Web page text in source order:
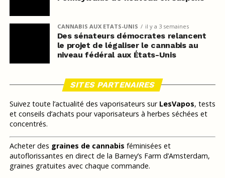
CANNABIS AUX ETATS-UNIS il y a 3 semaines
Des sénateurs démocrates relancent
le projet de légaliser le cannabis au
niveau fédéral aux États-Unis
SITES PARTENAIRES
Suivez toute l’actualité des vaporisateurs sur LesVapos, tests
et conseils d’achats pour vaporisateurs à herbes séchées et
concentrés.
Acheter des graines de cannabis féminisées et
autoflorissantes en direct de la Barney’s Farm d’Amsterdam,
graines gratuites avec chaque commande.